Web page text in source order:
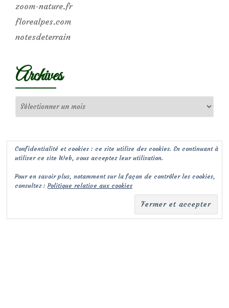
zoom-nature.fr
florealpes.com
notesdeterrain
Archives
Confidentialité et cookies : ce site utilise des cookies. En continuant à
utiliser ce site Web, vous acceptez leur utilisation.
Pour en savoir plus, notamment sur la façon de contrôler les cookies,
consultez :Politique relative aux cookies